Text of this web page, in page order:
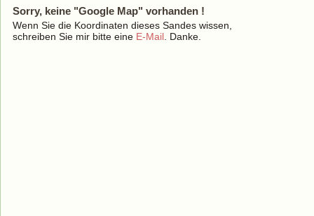
Sorry, keine "Google Map" vorhanden !
Wenn Sie die Koordinaten dieses Sandes wissen,
schreiben Sie mir bitte eine E-Mail . Danke.